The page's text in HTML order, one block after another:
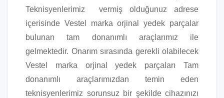
Teknisyenlerimiz vermiş olduğunuz adrese
içerisinde Vestel marka orjinal yedek parçalar
bulunan tam donanımlı araçlarımız ile
gelmektedir. Onarım sırasında gerekli olabilecek
Vestel marka orjinal yedek parçaları Tam
donanımlı araçlarımızdan temin eden
teknisyenlerimiz sorunsuz bir şekilde cihazınızı